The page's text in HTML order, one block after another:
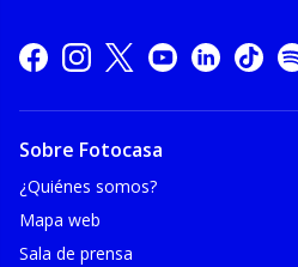
Sobre Fotocasa
¿Quiénes somos?
Mapa web
Sala de prensa